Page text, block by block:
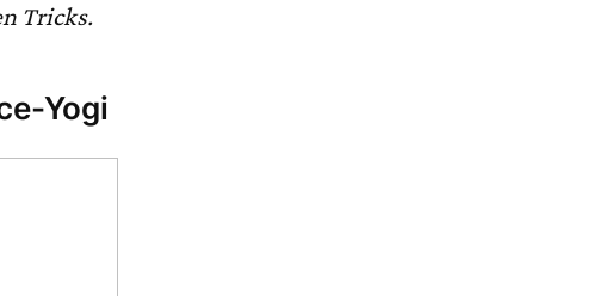
Tricks.
Yogi